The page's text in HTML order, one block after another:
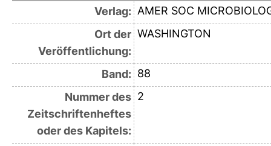
Verlag: AMER SOC
Ort der
Veröffentlichung:
WASHINGTON
Band: 88
Nummer des
Zeitschriftenheftes
oder des Kapitels:
2